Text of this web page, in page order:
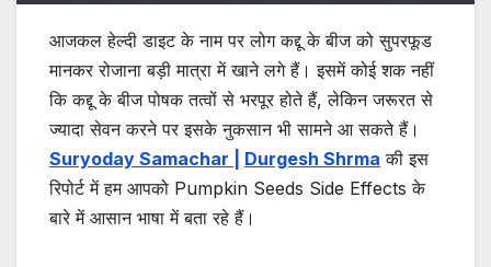
आजकल हेल्दी डाइट के नाम पर लोग कद्दू के बीज को सुपरफूड
मानकर रोजाना बड़ी मात्रा में खाने लगे हैं। इसमें कोई शक नहीं
कि कद्दू के बीज पोषक तत्वों से भरपूर होते हैं, लेकिन जरूरत से
ज्यादा सेवन करने पर इसके नुकसान भी सामने आ सकते हैं।
Suryoday Samachar |
Durgesh Shrma की इस
रिपोर्ट में हम आपको Pumpkin Seeds Side Effects के
बारे में आसान भाषा में बता रहे हैं।